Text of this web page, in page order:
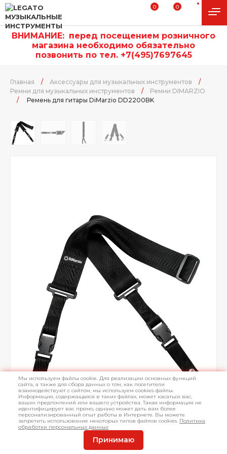
0 0
ВНИМАНИЕ: перед посещением розничного
магазина необходимо обязательно
позвонить по тел. +7(495)7697645
Главная / Аксессуары для музыкальных инструментов
/
Ремни для музыкальных инструментов
/
Ремни DIMARZIO
/
Ремень для гитары DiMarzio DD2200BK
Мы используем файлы cookie. Для реализации основных функций
сайта, а также для сбора данных о том, как посетители
взаимодействуют с сайтом, мы используем cookies-файлы.
Информация, содержащаяся в таких файлах, может касаться вас,
ваших предпочтений или вашего устройства. Такая информация не
идентифицирует вас прямо, однако может дать вам более
персонализированный опыт работы в Интернете. Вы можете
запретить использование некоторых типов файлов cookies. Политика
обработки персональных данных
Принимаю